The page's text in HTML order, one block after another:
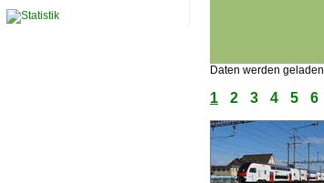
Daten werden geladen
1 2 3 4 5 6